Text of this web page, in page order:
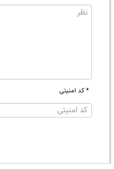
* کد امنیتی